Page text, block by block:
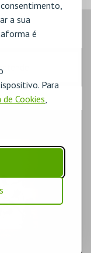
a sua
é
Para
Cookies,